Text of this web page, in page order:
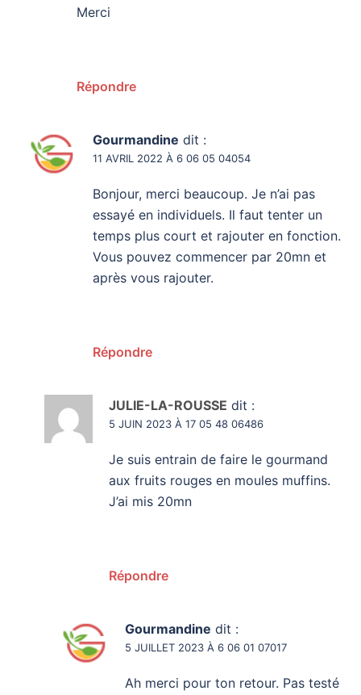
Merci
Répondre
Gourmandine dit :
11 AVRIL 2022 À 6 06 05 04054
Bonjour, merci beaucoup. Je n’ai pas
essayé en individuels. Il faut tenter un
temps plus court et rajouter en fonction.
Vous pouvez commencer par 20mn et
après vous rajouter.
Répondre
JULIE-LA-ROUSSE dit :
5 JUIN 2023 À 17 05 48 06486
Je suis entrain de faire le gourmand
aux fruits rouges en moules muffins.
J’ai mis 20mn
Répondre
Gourmandine dit :
5 JUILLET 2023 À 6 06 01 07017
Ah merci pour ton retour. Pas testé